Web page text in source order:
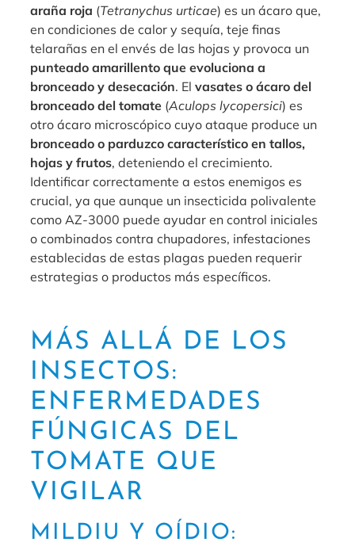
araña roja (Tetranychus urticae) es un ácaro que,
en condiciones de calor y sequía, teje finas
telarañas en el envés de las hojas y provoca un
punteado amarillento que evoluciona a
bronceado y desecación. El vasates o ácaro del
bronceado del tomate(Aculops lycopersici) es
otro ácaro microscópico cuyo ataque produce un
bronceado o parduzco característico en tallos,
hojas y frutos, deteniendo el crecimiento.
Identificar correctamente a estos enemigos es
crucial, ya que aunque un insecticida polivalente
como AZ-3000 puede ayudar en control iniciales
o combinados contra chupadores, infestaciones
establecidas de estas plagas pueden requerir
estrategias o productos más específicos.
MÁS ALLÁ DE LOS
INSECTOS:
ENFERMEDADES
FÚNGICAS DEL
TOMATE QUE
VIGILAR
MILDIU Y OÍDIO: